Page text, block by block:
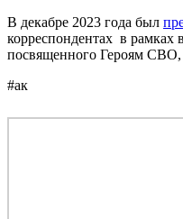
В декабре 2023 года был
корреспондентах в рамках
посвященного Героям
#ак